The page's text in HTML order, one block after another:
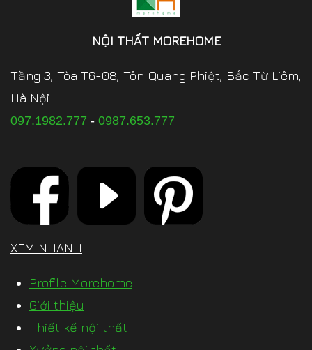
NỘI THẤT MOREHOME
Tầng 3, Tòa T6-08, Tôn Quang Phiệt, Bắc Từ Liêm,
Hà Nội.
097.1982.777 - 0987.653.777
XEM NHANH
Profile Morehome
Giới thiệu
Thiết kế nội thất